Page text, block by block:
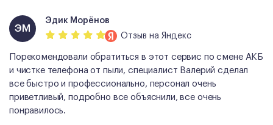
ЭМ
Эдик Морёнов
Отзыв на Яндекс
Порекомендовали обратиться в этот сервис по смене АКБ
и чистке телефона от пыли, специалист Валерий сделал
все быстро и профессионально, персонал очень
приветливый, подробно все объяснили, все очень
понравилось.